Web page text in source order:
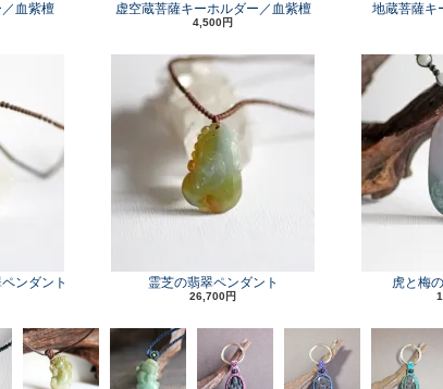
血紫檀 虚空蔵菩薩キーホルダー／血紫檀
4,500円
地蔵菩薩キ
ンダント 霊芝の翡翠ペンダント
26,700円
虎と梅